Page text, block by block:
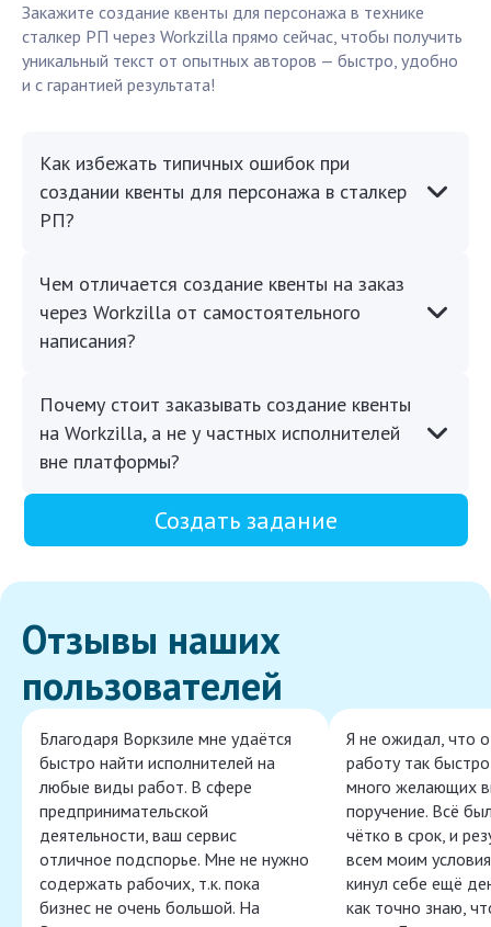
Закажите создание квенты для персонажа в технике
сталкер РП через Workzilla прямо сейчас, чтобы получить
уникальный текст от опытных авторов — быстро, удобно
и с гарантией результата!
Как избежать типичных ошибок при
создании квенты для персонажа в сталкер
РП?
Чем отличается создание квенты на заказ
через Workzilla от самостоятельного
написания?
Почему стоит заказывать создание квенты
на Workzilla, а не у частных исполнителей
вне платформы?
Создать задание
Отзывы наших
пользователей
Благодаря Воркзиле мне удаётся
быстро найти исполнителей на
любые виды работ. В сфере
предпринимательской
деятельности, ваш сервис
отличное подспорье. Мне не нужно
содержать рабочих, т.к. пока
бизнес не очень большой. На
Я не ожидал, что
работу так
много желающих
поручение. Всё
чётко в срок, и
всем моим
кинул себе ещё
как точно знаю,